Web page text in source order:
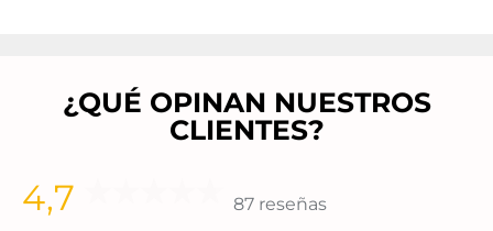
¿QUÉ OPINAN NUESTROS
CLIENTES?
4,7 87 reseñas